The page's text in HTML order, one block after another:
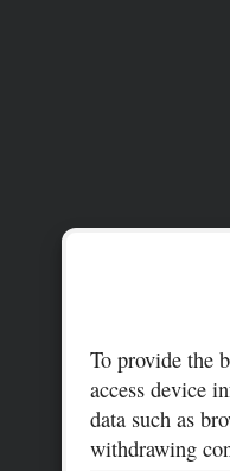
To provide the
access device
data such as
withdrawing